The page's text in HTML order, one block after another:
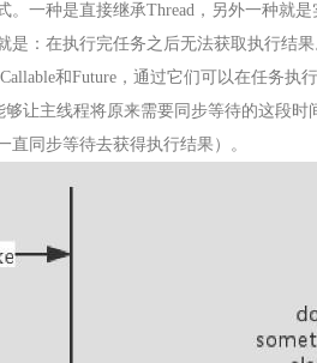
。一种是直接继承Thread，另外一种就是
是：在执行完任务之后无法获取执行结
和Future，通过它们可以在任务执
够让主线程将原来需要同步等待的这段
直同步等待去获得执行结果）。